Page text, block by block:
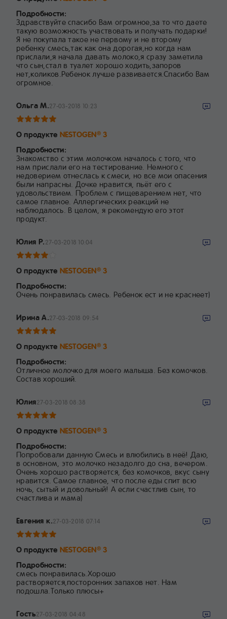
Подробности:
Здравствуйте спасибо Вам огромное,за то что даете
такую возможность участвовать и получать подарки!
Я не покупала такое не первому и не второму
ребенку смесь,так как она дорогая,но когда нам
прислали,я начала давать молоко,я сразу заметила
что сын,стал в туалет хорошо ходить,запоров
нет,коликов.Ребенок лучше развивается.Спасибо Вам
огромное.
Ольга М.27-03-2018 10:23
О продукте NESTOGEN®3
Подробности:
Знакомство с этим молочком началось с того, что
нам прислали его на тестирование. Немного с
недоверием отнеслась к смеси, но все мои опасения
были напрасны. Дочке нравится, пьёт его с
удовольствием. Проблем с пищеварением нет, что
самое главное. Аллергических реакций не
наблюдалось. В целом, я рекомендую его этот
продукт.
Юлия Р.27-03-2018 10:04
О продукте NESTOGEN®3
Подробности:
Очень понравилась смесь. Ребенок ест и не краснеет)
Ирина А.27-03-2018 09:54
О продукте NESTOGEN®3
Подробности:
Отличное молочко для моего малыша. Без комочков.
Состав хороший.
Юлия27-03-2018 08:38
О продукте NESTOGEN®3
Подробности:
Попробовали данную Смесь и влюбились в неё! Даю,
в основном, это молочко незадолго до сна, вечером.
Очень хорошо растворяется, без комочков, вкус сыну
нравится. Самое главное, что после еды спит всю
ночь, сытый и довольный! А если счастлив сын, то
счастлива и мама)
Евгения к.27-03-2018 07:14
О продукте NESTOGEN®3
Подробности:
смесь понравилась.Хорошо
растворяется,посторонних запахов нет. Нам
подошла.Только плюсы+
Гость27-03-2018 04:48